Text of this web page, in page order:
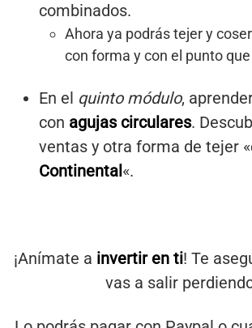
combinados.
Ahora ya podrás tejer y
con forma y con el punto
En el quinto módulo,
con agujas circulares.
ventas y otra forma de tejer
Continental«.
¡Anímate a invertir en ti! Te
vas a salir